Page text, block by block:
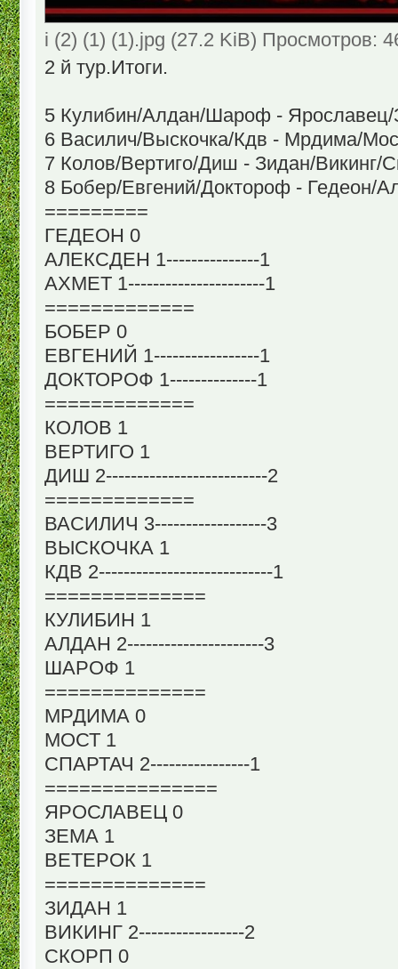
i (2) (1) (1).jpg (27.2 KiB) Просмотров:
2 й тур.Итоги.
5 Кулибин/Алдан/Шароф - Ярославец/
6 Василич/Выскочка/Кдв - Мрдима/
7 Колов/Вертиго/Диш - Зидан/Викинг/
8 Бобер/Евгений/Доктороф - Гедеон/
=========
ГЕДЕОН 0
АЛЕКСДЕН 1---------------1
АХМЕТ 1----------------------1
=============
БОБЕР 0
ЕВГЕНИЙ 1-----------------1
ДОКТОРОФ 1--------------1
=============
КОЛОВ 1
ВЕРТИГО 1
ДИШ 2--------------------------2
=============
ВАСИЛИЧ 3------------------3
ВЫСКОЧКА 1
КДВ 2----------------------------1
==============
КУЛИБИН 1
АЛДАН 2----------------------3
ШАРОФ 1
==============
МРДИМА 0
МОСТ 1
СПАРТАЧ 2----------------1
===============
ЯРОСЛАВЕЦ 0
ЗЕМА 1
ВЕТЕРОК 1
==============
ЗИДАН 1
ВИКИНГ 2-----------------2
СКОРП 0